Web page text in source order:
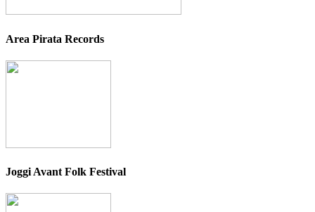
Area Pirata Records
Joggi Avant Folk Festival